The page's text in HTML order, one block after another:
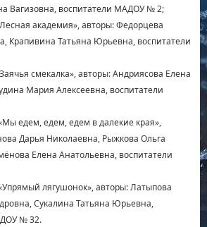
Вагизовна, воспитатели МАДОУ № 2;
академия», авторы: Федорцева
Крапивина Татьяна Юрьевна, воспитатели
смекалка», авторы: Андриясова Елена
Мария Алексеевна, воспитатели
едем, едем, едем в далекие края»,
Дарья Николаевна, Рыжкова Ольга
Елена Анатольевна, воспитатели
лягушонок», авторы: Латыпова
Сукалина Татьяна Юрьевна,
№ 32.